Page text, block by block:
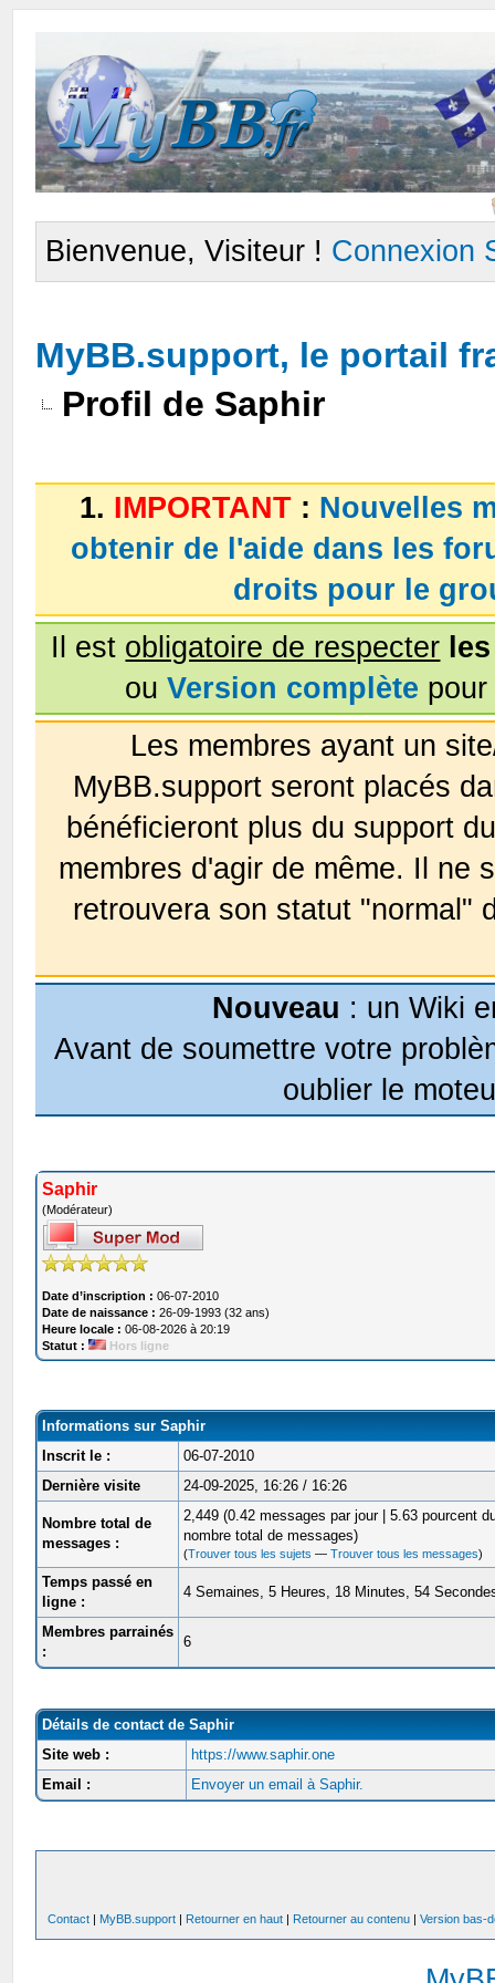
Bienvenue, Visiteur ! Connexion
MyBB.support, le portail
Profil de Saphir
1. IMPORTANT : Nouvelles
obtenir de l'aide dans les
droits pour le
Il est obligatoire de respecter
ouVersion complète
Les membres ayant un
MyBB.support seront placés
bénéficieront plus du support
membres d'agir de même. Il ne
retrouvera son statut "normal"
Nouveau : un Wiki
Avant de soumettre votre
oublier le
Saphir
(Modérateur)
Date d’inscription : 06-07-2010
Date de naissance : 26-09-1993 (32 ans)
Heure locale : 06-08-2026 à 20:19
Statut :
Hors ligne
Informations sur Saphir
Inscrit le :
06-07-2010
Dernière visite
24-09-2025, 16:26 / 16:26
Nombre total de
messages :
2,449 (0.42 messages par jour | 5.63 pourcent
nombre total de messages)
(Trouver tous les sujets —Trouver tous les messages)
Temps passé en
ligne :
4 Semaines, 5 Heures, 18 Minutes, 54
Membres parrainés
:
6
Détails de contact de Saphir
Site web :
https://www.saphir.one
Email :
Envoyer un email à Saphir.
Contact | MyBB.support | Retourner en haut | Retourner au contenu |Version bas-